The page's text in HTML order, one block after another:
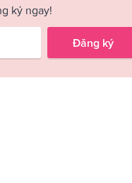
ký ngay!
Đăng ký